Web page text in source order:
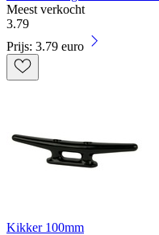
Meest verkocht
3.79
Prijs: 3.79 euro
Kikker 100mm